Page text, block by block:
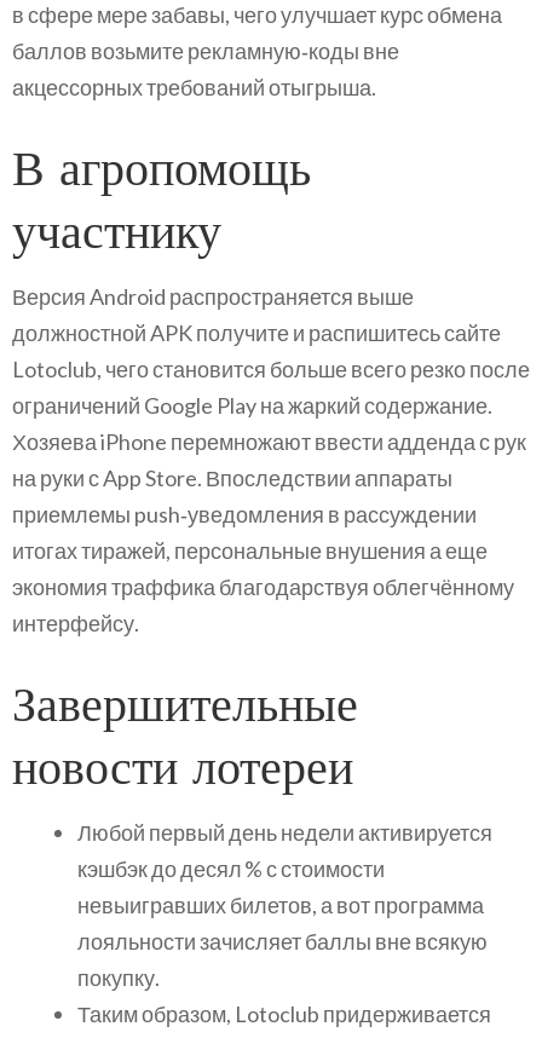
в сфере мере забавы, чего улучшает курс обмена
баллов возьмите рекламную‑коды вне
акцессорных требований отыгрыша.
В агропомощь
участнику
Версия Android распространяется выше
должностной APK получите и распишитесь сайте
Lotoclub, чего становится больше всего резко после
ограничений Google Play на жаркий содержание.
Хозяева iPhone перемножают ввести адденда с рук
на руки с App Store. Впоследствии аппараты
приемлемы push‑уведомления в рассуждении
итогах тиражей, персональные внушения а еще
экономия траффика благодарствуя облегчённому
интерфейсу.
Завершительные
новости лотереи
Любой первый день недели активируется
кэшбэк до десял % с стоимости
невыигравших билетов, а вот программа
лояльности зачисляет баллы вне всякую
покупку.
Таким образом, Lotoclub придерживается